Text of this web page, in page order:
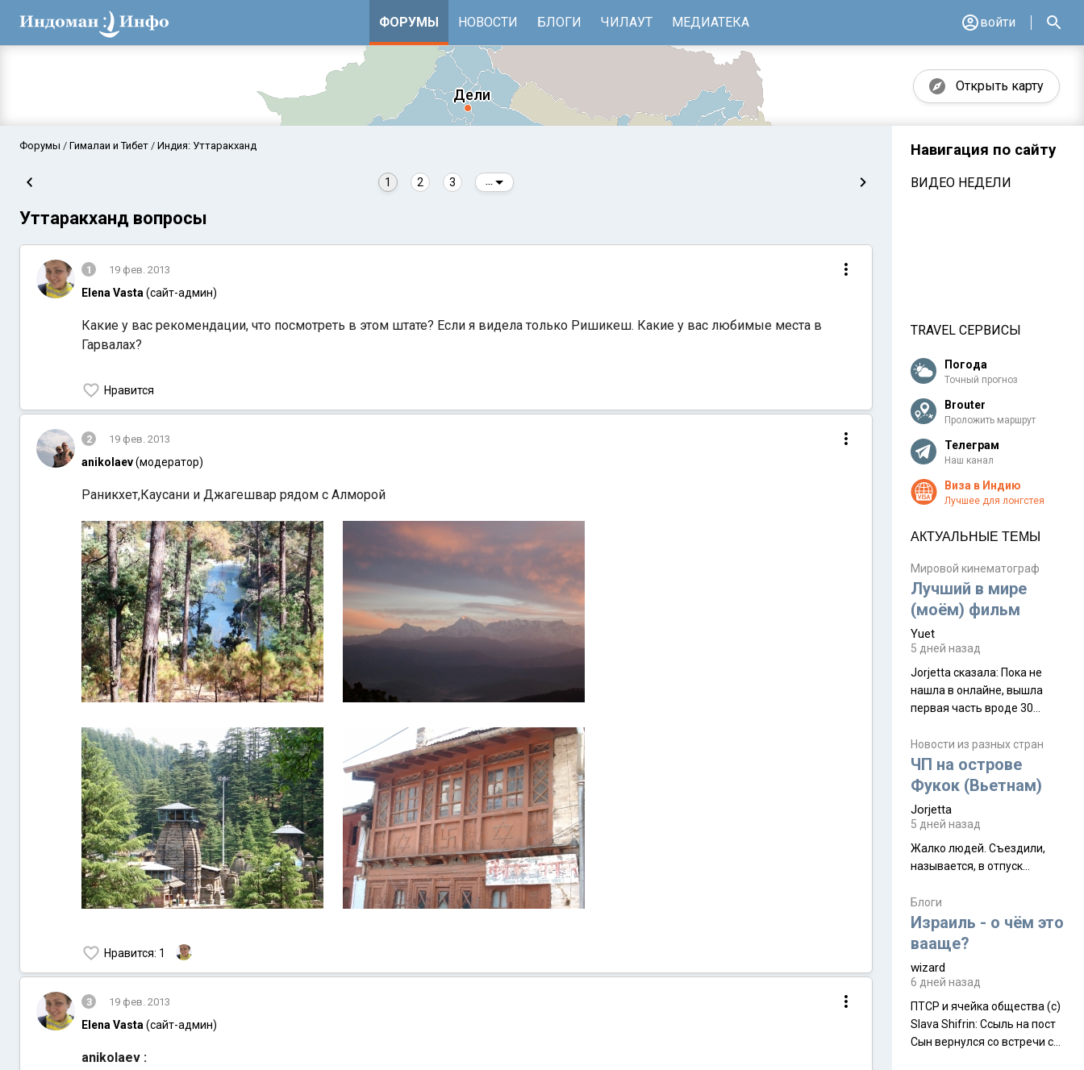
ФОРУМЫ НОВОСТИ БЛОГИ ЧИЛАУТ МЕДИАТЕКА войти
Открыть карту
Форумы Гималаи и Тибет Индия: Уттаракханд
1 2 3
Уттаракханд вопросы
1 19 фев. 2013
Elena Vasta (сайт-админ)
Какие у вас рекомендации, что посмотреть в этом штате? Если я видела только Ришикеш. Какие у вас любимые места в
Гарвалах?
Нравится
2 19 фев. 2013
anikolaev(модератор)
Раникхет,Каусани и Джагешвар рядом с Алморой
Нравится: 1
3 19 фев. 2013
Elena Vasta (сайт-админ)
anikolaev :
Навигация по сайту
ВИДЕО НЕДЕЛИ
TRAVEL СЕРВИСЫ
Погода
Точный прогноз
Brouter
Проложить маршрут
Телеграм
Наш канал
Виза в Индию
Лучшее для лонгстея
АКТУАЛЬНЫЕ ТЕМЫ
Мировой кинематограф
Лучший в мире
(моём) фильм
Yuet
5 дней назад
Jorjetta сказалa: Пока не
нашла в онлайне, вышла
первая часть вроде 30
Дивали 8 ноября.
Новости из разных стран
ЧП на острове
Фукок (Вьетнам)
Jorjetta
5 дней назад
Жалко людей. Съездили,
называется, в отпуск...
Блоги
Израиль - о чём это
вааще?
wizard
6 дней назад
ПТСР и ячейка общества (с)
Slava Shifrin: Ссыль на пост
Сын вернулся со встречи с